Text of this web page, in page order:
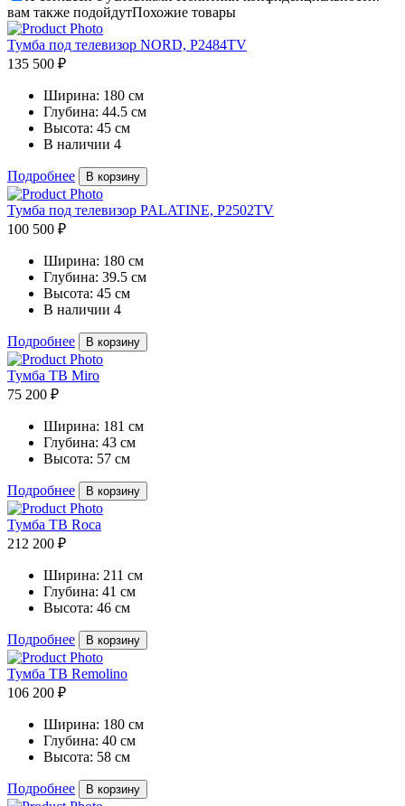
вам также подойдутПохожие товары
Тумба под телевизор NORD, P2484TV
135 500 ₽
Ширина: 180 см
Глубина: 44.5 см
Высота: 45 см
В наличии 4
Подробнее В корзину
Тумба под телевизор PALATINE, P2502TV
100 500 ₽
Ширина: 180 см
Глубина: 39.5 см
Высота: 45 см
В наличии 4
Подробнее В корзину
Тумба ТВ Miro
75 200 ₽
Ширина: 181 см
Глубина: 43 см
Высота: 57 см
Подробнее В корзину
Тумба ТВ Roca
212 200 ₽
Ширина: 211 см
Глубина: 41 см
Высота: 46 см
Подробнее В корзину
Тумба ТВ Remolino
106 200 ₽
Ширина: 180 см
Глубина: 40 см
Высота: 58 см
Подробнее В корзину